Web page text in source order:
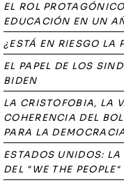
EL ROL
EDUCACIÓN EN UN
¿ESTÁ EN RIESGO LA
EL PAPEL DE LOS
BIDEN
LA CRISTOFOBIA, LA
COHERENCIA DEL
PARA LA
ESTADOS UNIDOS:
DEL "WE THE PEOPLE"